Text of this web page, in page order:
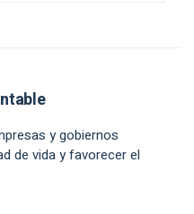
y gobiernos
de vida y favorecer el